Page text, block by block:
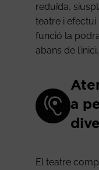
reduïda,
teatre i efectui
funció la
abans de l’inici.
a
El teatre